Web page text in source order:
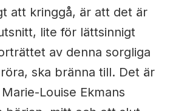
att kringgå, är att det är
lite för lättsinnigt
av denna sorgliga
ska bränna till. Det är
Louise Ekmans